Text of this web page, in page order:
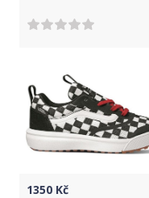
1350 Kč